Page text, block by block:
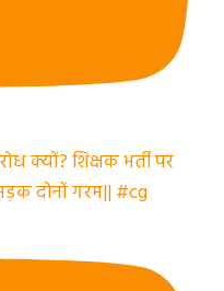
क्यों? शिक्षक भर्ती पर
दोनों गरम|| #cg